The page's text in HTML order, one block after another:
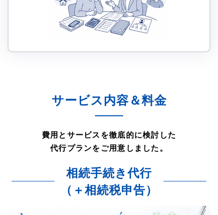
サービス内容＆料金
費用とサービスを徹底的に検討した
代行プランをご用意しました。
相続手続き代行
（＋相続税申告）